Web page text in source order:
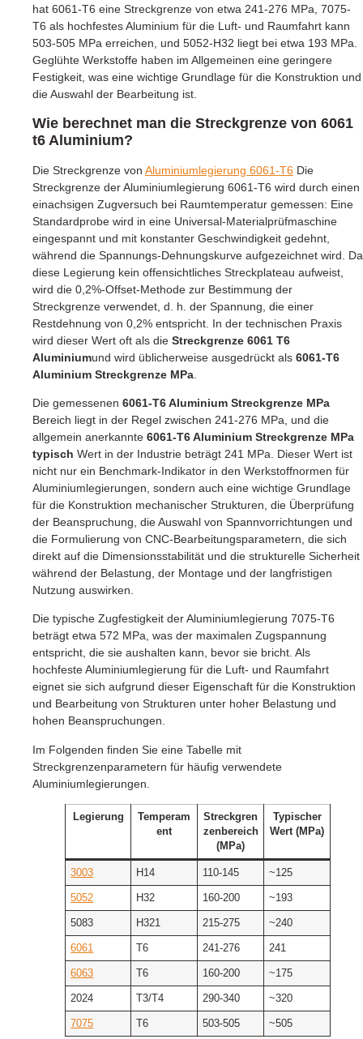
hat 6061-T6 eine Streckgrenze von etwa 241-276 MPa, 7075-
T6 als hochfestes Aluminium für die Luft- und Raumfahrt kann
503-505 MPa erreichen, und 5052-H32 liegt bei etwa 193 MPa.
Geglühte Werkstoffe haben im Allgemeinen eine geringere
Festigkeit, was eine wichtige Grundlage für die Konstruktion und
die Auswahl der Bearbeitung ist.
Wie berechnet man die Streckgrenze von 6061
t6 Aluminium?
Die Streckgrenze von Aluminiumlegierung 6061-T6 Die
Streckgrenze der Aluminiumlegierung 6061-T6 wird durch einen
einachsigen Zugversuch bei Raumtemperatur gemessen: Eine
Standardprobe wird in eine Universal-Materialprüfmaschine
eingespannt und mit konstanter Geschwindigkeit gedehnt,
während die Spannungs-Dehnungskurve aufgezeichnet wird. Da
diese Legierung kein offensichtliches Streckplateau aufweist,
wird die 0,2%-Offset-Methode zur Bestimmung der
Streckgrenze verwendet, d. h. der Spannung, die einer
Restdehnung von 0,2% entspricht. In der technischen Praxis
wird dieser Wert oft als die Streckgrenze 6061 T6
Aluminiumund wird üblicherweise ausgedrückt als 6061-T6
Aluminium Streckgrenze MPa
Die gemessenen 6061-T6 Aluminium Streckgrenze MPa
Bereich liegt in der Regel zwischen 241-276 MPa, und die
allgemein anerkannte 6061-T6 Aluminium Streckgrenze MPa
typisch Wert in der Industrie beträgt 241 MPa. Dieser Wert ist
nicht nur ein Benchmark-Indikator in den Werkstoffnormen für
Aluminiumlegierungen, sondern auch eine wichtige Grundlage
für die Konstruktion mechanischer Strukturen, die Überprüfung
der Beanspruchung, die Auswahl von Spannvorrichtungen und
die Formulierung von CNC-Bearbeitungsparametern, die sich
direkt auf die Dimensionsstabilität und die strukturelle Sicherheit
während der Belastung, der Montage und der langfristigen
Nutzung auswirken.
Die typische Zugfestigkeit der Aluminiumlegierung 7075-T6
beträgt etwa 572 MPa, was der maximalen Zugspannung
entspricht, die sie aushalten kann, bevor sie bricht. Als
hochfeste Aluminiumlegierung für die Luft- und Raumfahrt
eignet sie sich aufgrund dieser Eigenschaft für die Konstruktion
und Bearbeitung von Strukturen unter hoher Belastung und
hohen Beanspruchungen.
Im Folgenden finden Sie eine Tabelle mit
Streckgrenzenparametern für häufig verwendete
Aluminiumlegierungen.
Legierung
Temperam
ent
Streckgren
zenbereich
(MPa)
Typischer
Wert (MPa)
3003 H14 110-145 ~125
5052 H32 160-200 ~193
5083 H321 215-275 ~240
6061 T6 241-276 241
6063 T6 160-200 ~175
2024 T3/T4 290-340 ~320
7075 T6 503-505 ~505